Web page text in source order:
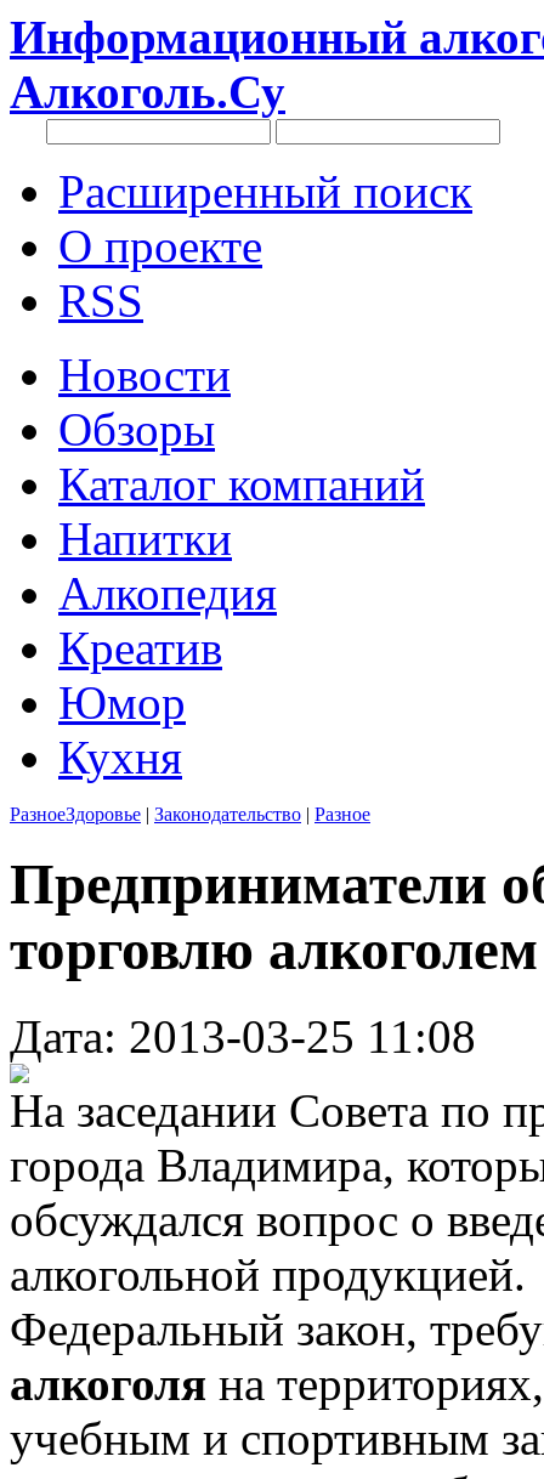
Информационный
Алкоголь.Су
Расширенный поиск
О проекте
RSS
Новости
Обзоры
Каталог компаний
Напитки
Алкопедия
Креатив
Юмор
Кухня
РазноеЗдоровье | Законодательство | Разное
Предприниматели
торговлю алкоголем
Дата: 2013-03-25 11:08
На заседании Совета по
города Владимира,
обсуждался вопрос о
алкогольной продукцией.
Федеральный закон,
алкоголя на
учебным и спортивным